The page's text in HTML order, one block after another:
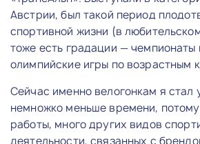
Австрии, был такой период
спортивной жизни (в
тоже есть градации — чемпионаты
олимпийские игры по возрастным
Сейчас именно велогонкам я стал
немножко меньше времени,
работы, много других видов
деятельности, связанных с